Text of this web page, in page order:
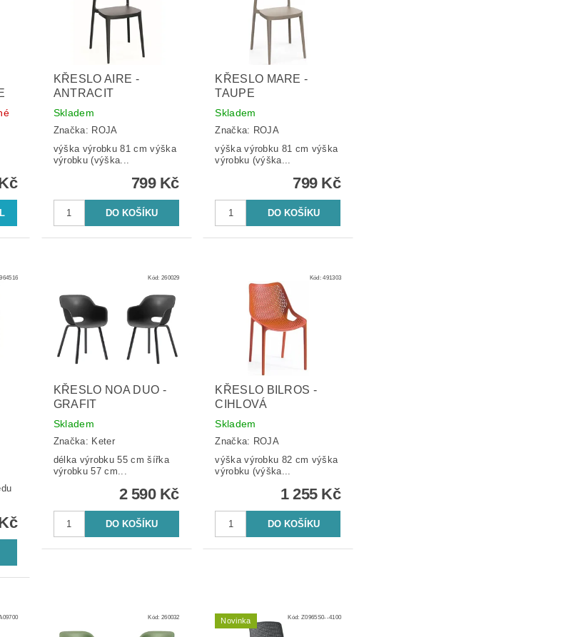
KŘESLO AIRE -
ANTRACIT
Skladem
Značka: ROJA
výška výrobku 81 cm výška
výrobku (výška...
799 Kč
KŘESLO MARE -
TAUPE
Skladem
Značka: ROJA
výška výrobku 81 cm výška
výrobku (výška...
799 Kč
964516 Kód: 260029
KŘESLO NOA DUO -
GRAFIT
Skladem
Značka: Keter
délka výrobku 55 cm šířka
výrobku 57 cm...
2 590 Kč
Kód:491303
KŘESLO BILROS -
CIHLOVÁ
Skladem
Značka: ROJA
výška výrobku 82 cm výška
výrobku (výška...
1 255 Kč
Kód: 260032 Novinka Kód:Z0965S0--4100